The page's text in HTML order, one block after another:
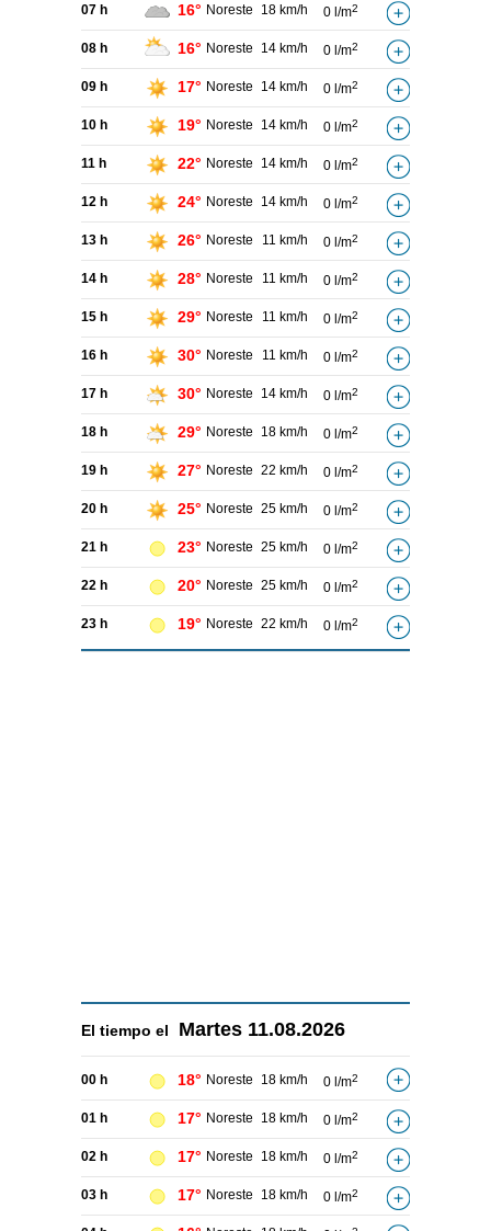
07 h 16° Noreste 18 km/h 0 l/m2
08 h 16° Noreste 14 km/h 0 l/m2
09 h 17° Noreste 14 km/h 0 l/m2
10 h 19° Noreste 14 km/h 0 l/m2
11 h 22° Noreste 14 km/h 0 l/m2
12 h 24° Noreste 14 km/h 0 l/m2
13 h 26° Noreste 11 km/h 0 l/m2
14 h 28° Noreste 11 km/h 0 l/m2
15 h 29° Noreste 11 km/h 0 l/m2
16 h 30° Noreste 11 km/h 0 l/m2
17 h 30° Noreste 14 km/h 0 l/m2
18 h 29° Noreste 18 km/h 0 l/m2
19 h 27° Noreste 22 km/h 0 l/m2
20 h 25° Noreste 25 km/h 0 l/m2
21 h 23° Noreste 25 km/h 0 l/m2
22 h 20° Noreste 25 km/h 0 l/m2
23 h 19° Noreste 22 km/h 0 l/m2
El tiempo el Martes 11.08.2026
00 h 18° Noreste 18 km/h 0 l/m2
01 h 17° Noreste 18 km/h 0 l/m2
02 h 17° Noreste 18 km/h 0 l/m2
03 h 17° Noreste 18 km/h 0 l/m2